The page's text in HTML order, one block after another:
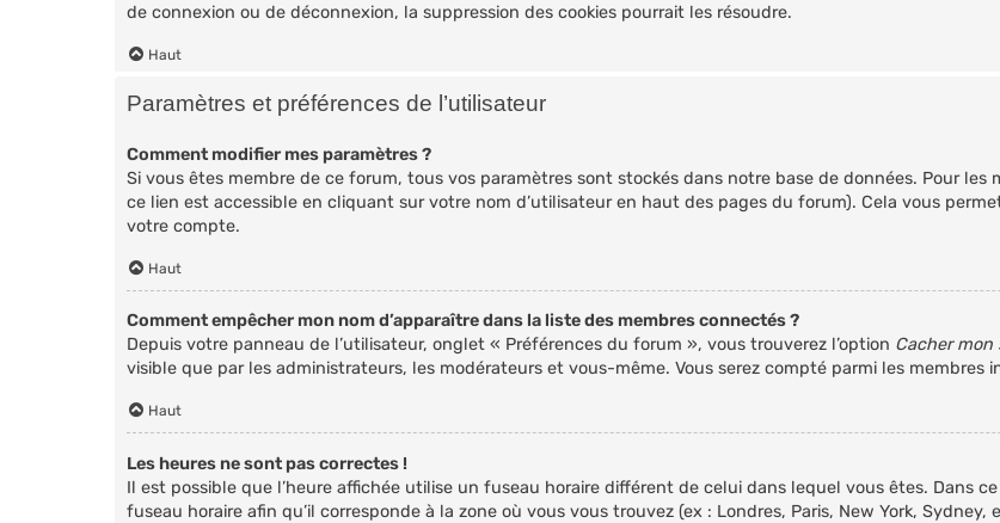
de connexion ou de déconnexion, la suppression des cookies pourrait les résoudre.
Haut
Paramètres et préférences de l’utilisateur
Comment modifier mes paramètres ?
Si vous êtes membre de ce forum, tous vos paramètres sont stockés dans notre base de données. Pour les
ce lien est accessible en cliquant sur votre nom d’utilisateur en haut des pages du forum). Cela vous
votre compte.
Haut
Comment empêcher mon nom d’apparaître dans la liste des membres connectés ?
Depuis votre panneau de l’utilisateur, onglet « Préférences du forum », vous trouverez l’option Cacher
visible que par les administrateurs, les modérateurs et vous-même. Vous serez compté parmi les membres
Haut
Les heures ne sont pas correctes !
Il est possible que l’heure affichée utilise un fuseau horaire différent de celui dans lequel vous êtes. Dans
fuseau horaire afin qu’il corresponde à la zone où vous vous trouvez (ex : Londres, Paris, New York,